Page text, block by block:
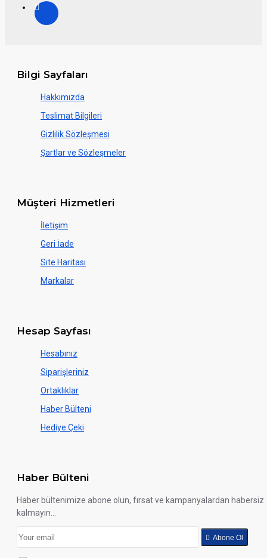
Bilgi Sayfaları
Hakkımızda
Teslimat Bilgileri
Gizlilik Sözleşmesi
Şartlar ve Sözleşmeler
Müşteri Hizmetleri
İletişim
Geri İade
Site Haritası
Markalar
Hesap Sayfası
Hesabınız
Siparişleriniz
Ortaklıklar
Haber Bülteni
Hediye Çeki
Haber Bülteni
Haber bültenimize abone olun, fırsat ve kampanyalardan habersiz
kalmayın...
Abone Ol